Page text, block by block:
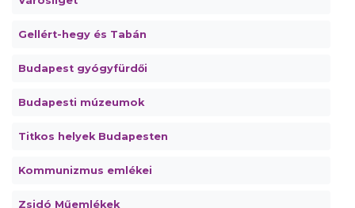
Gellért-hegy és Tabán
Budapest gyógyfürdői
Budapesti múzeumok
Titkos helyek Budapesten
Kommunizmus emlékei
Zsidó Műemlékek